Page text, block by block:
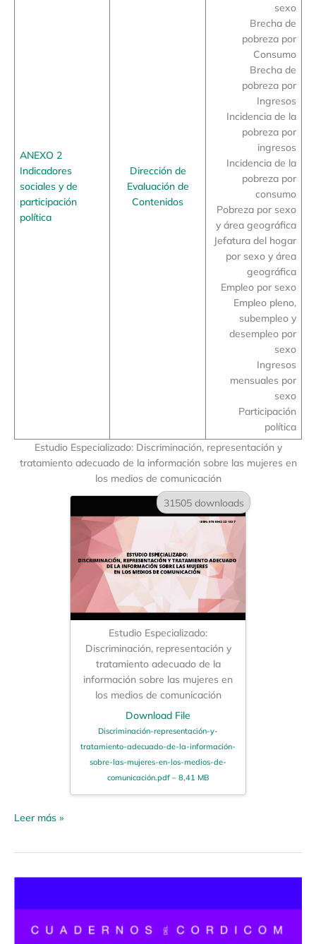
ANEXO 2
Indicadores
sociales y de
participación
política
Dirección de
Evaluación de
Contenidos
sexo
Brecha de
pobreza por
Consumo
Brecha de
pobreza por
Ingresos
Incidencia de la
pobreza por
ingresos
Incidencia de la
pobreza por
consumo
Pobreza por sexo
y área geográfica
Jefatura del hogar
por sexo y área
geográfica
Empleo por sexo
Empleo pleno,
subempleo y
desempleo por
sexo
Ingresos
mensuales por
sexo
Participación
política
Estudio Especializado: Discriminación, representación y
tratamiento adecuado de la información sobre las mujeres en
los medios de comunicación
31505 downloads
Estudio Especializado:
Discriminación, representación y
tratamiento adecuado de la
información sobre las mujeres en
los medios de comunicación
Download File
Discriminación-representación-y-
tratamiento-adecuado-de-la-información-
sobre-las-mujeres-en-los-medios-de-
comunicación.pdf – 8,41 MB
Leer más »
«Medios